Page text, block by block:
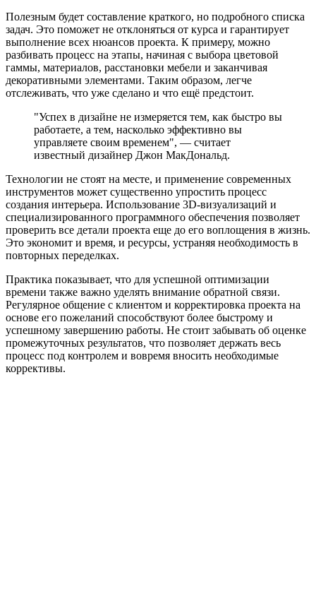
Полезным будет составление краткого, но подробного списка
задач. Это поможет не отклоняться от курса и гарантирует
выполнение всех нюансов проекта. К примеру, можно
разбивать процесс на этапы, начиная с выбора цветовой
гаммы, материалов, расстановки мебели и заканчивая
декоративными элементами. Таким образом, легче
отслеживать, что уже сделано и что ещё предстоит.
"Успех в дизайне не измеряется тем, как быстро вы
работаете, а тем, насколько эффективно вы
управляете своим временем", — считает
известный дизайнер Джон МакДональд.
Технологии не стоят на месте, и применение современных
инструментов может существенно упростить процесс
создания интерьера. Использование 3D-визуализаций и
специализированного программного обеспечения позволяет
проверить все детали проекта еще до его воплощения в жизнь.
Это экономит и время, и ресурсы, устраняя необходимость в
повторных переделках.
Практика показывает, что для успешной оптимизации
времени также важно уделять внимание обратной связи.
Регулярное общение с клиентом и корректировка проекта на
основе его пожеланий способствуют более быстрому и
успешному завершению работы. Не стоит забывать об оценке
промежуточных результатов, что позволяет держать весь
процесс под контролем и вовремя вносить необходимые
коррективы.